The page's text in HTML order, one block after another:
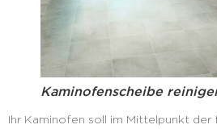
Kaminofenscheibe
Ihr Kaminofen soll im Mittelpunkt